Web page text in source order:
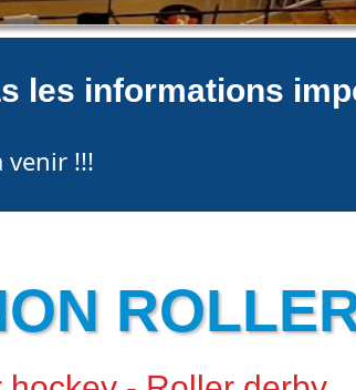
les informations
!!!